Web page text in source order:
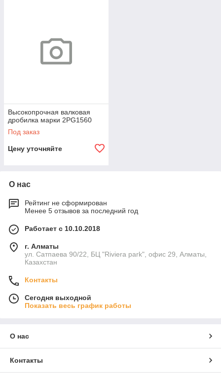
Высокопрочная валковая
дробилка марки 2PG1560
Под заказ
Цену уточняйте
О нас
Рейтинг не сформирован
Менее 5 отзывов за последний год
Работает с 10.10.2018
г. Алматы
ул. Сатпаева 90/22, БЦ "Riviera park", офис 29, Алматы,
Казахстан
Контакты
Сегодня выходной
Показать весь график работы
О нас
Контакты